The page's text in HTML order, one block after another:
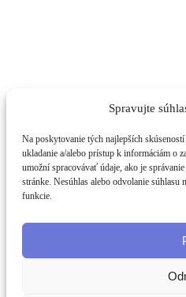
Spravujte
Na poskytovanie tých najlepších
ukladanie a/alebo prístup k informáciám o
umožní spracovávať údaje, ako je
stránke. Nesúhlas alebo odvolanie
funkcie.